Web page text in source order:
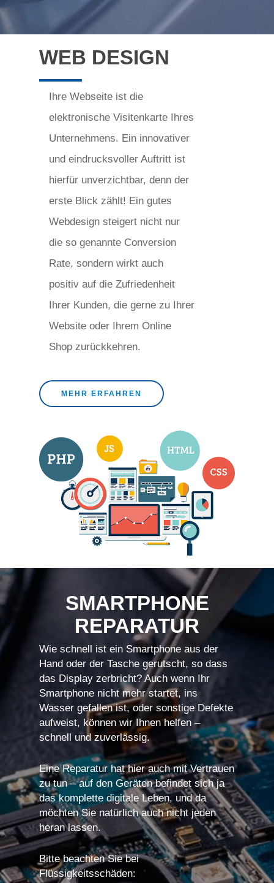
WEB DESIGN
Ihre Webseite ist die
elektronische Visitenkarte Ihres
Unternehmens. Ein innovativer
und eindrucksvoller Auftritt ist
hierfür unverzichtbar, denn der
erste Blick zählt! Ein gutes
Webdesign steigert nicht nur
die so genannte Conversion
Rate, sondern wirkt auch
positiv auf die Zufriedenheit
Ihrer Kunden, die gerne zu Ihrer
Website oder Ihrem Online
Shop zurückkehren.
MEHR ERFAHREN
SMARTPHONE
REPARATUR
Wie schnell ist ein Smartphone aus der
Hand oder der Tasche gerutscht, so dass
das Display zerbricht? Auch wenn Ihr
Smartphone nicht mehr startet, ins
Wasser gefallen ist, oder sonstige Defekte
aufweist, können wir Ihnen helfen –
schnell und zuverlässig.
Eine Reparatur hat hier auch mit Vertrauen
zu tun – auf den Geräten befindet sich ja
das komplette digitale Leben, und da
möchten Sie natürlich auch nicht jeden
heran lassen.
Bitte beachten Sie bei
Flüssigkeitsschäden: